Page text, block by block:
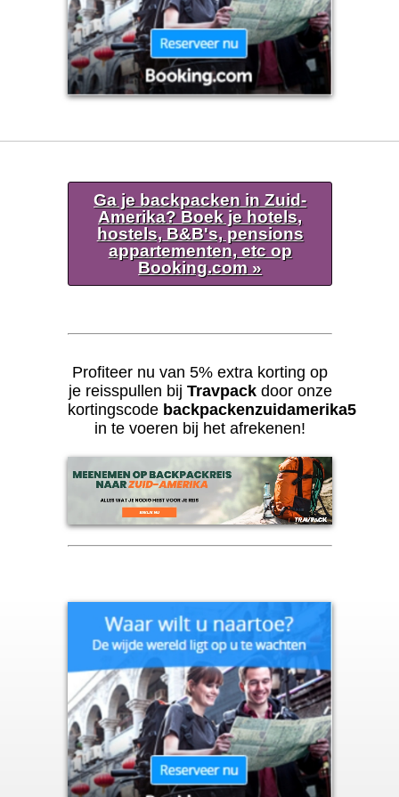
Ga je backpacken in Zuid-
Amerika? Boek je hotels,
hostels, B&B's, pensions
appartementen, etc op
Booking.com »
Profiteer nu van 5% extra korting op
je reisspullen bij Travpackdoor onze
kortingscode backpackenzuidamerika5
in te voeren bij het afrekenen!